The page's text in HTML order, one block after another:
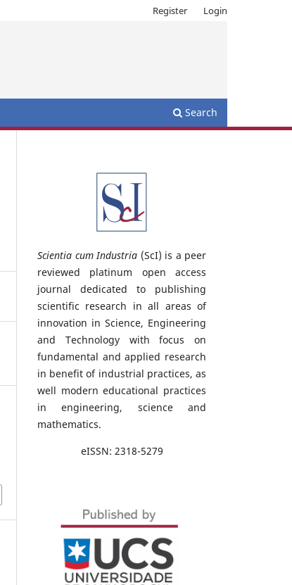
Search
Register Login
Scientia cum Industria (ScI) is a peer
reviewed platinum open access
journal dedicated to publishing
scientific research in all areas of
innovation in Science, Engineering
and Technology with focus on
fundamental and applied research
in benefit of industrial practices, as
well modern educational practices
in engineering, science and
mathematics.
eISSN: 2318-5279